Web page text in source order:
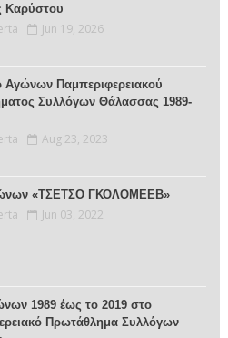
Καρύστου
Jun 19, 2026
Αγώνων Παμπεριφερειακού
Συλλόγων Θάλασσας 1989-
Aug 23, 2023
«ΤΣΕΤΣΟ ΓΚΟΛΟΜΕΕΒ»
Jun 03, 2022
1989 έως το 2019 στο
Πρωτάθλημα Συλλόγων